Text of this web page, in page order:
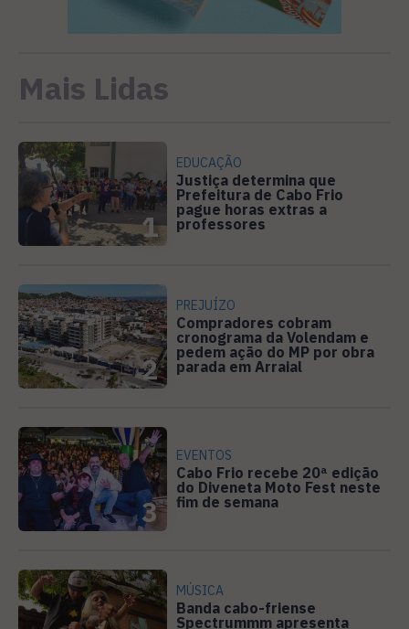
Mais Lidas
1
EDUCAÇÃO
Justiça determina que
Prefeitura de Cabo Frio
pague horas extras a
professores
2
PREJUÍZO
Compradores cobram
cronograma da Volendam e
pedem ação do MP por obra
parada em Arraial
3
EVENTOS
Cabo Frio recebe 20ª edição
do Diveneta Moto Fest neste
fim de semana
MÚSICA
Banda cabo-friense
Spectrummm apresenta